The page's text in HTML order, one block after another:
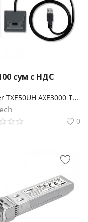
сум с НДС
Archer TXE50UH AXE3000 Трехдиапазонный беспроводной USB-адаптер высокого усиления Wi-Fi 6E
0